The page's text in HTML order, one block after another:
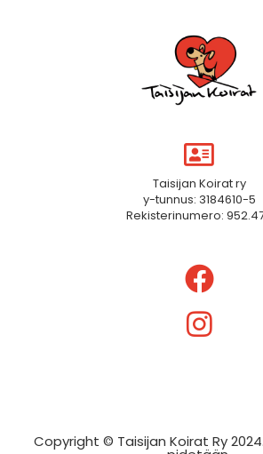
Taisijan Koirat ry
y-tunnus: 3184610-5
Rekisterinumero:
Copyright © Taisijan Koirat Ry